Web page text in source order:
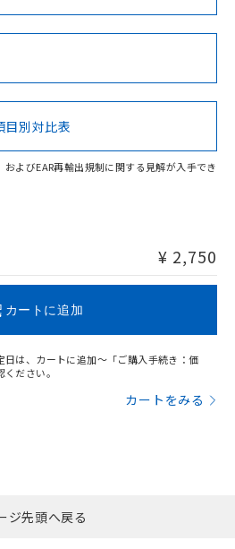
Cd Cr(VI)
る可能性があります。
No No
製品の規格認証/適合状況ページへ
ちらのページからご検索ください
目別対比表
よびEAR再輸出規制に関する見解が入手でき
¥ 2,750
カートに追加
は、カートに追加～「ご購入手続き：価
ださい。
カートをみる
ジ先頭へ戻る